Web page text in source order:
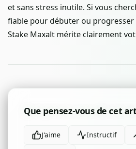
et sans stress inutile. Si vous
fiable pour débuter ou progresser
Stake Maxalt mérite clairement
Que pensez-vous de cet
J'aime Instructif